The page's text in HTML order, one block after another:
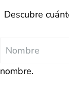
Descubre
Nombre
nombre.